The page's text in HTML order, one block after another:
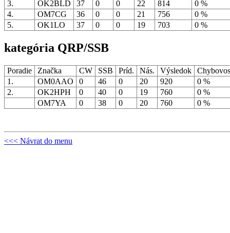
3.
OK2BLD 37 0 0 22 814
0 %
4.
OM7CG 36 0 0 21 756
0 %
5.
OK1LO 37 0 0 19 703 0 %
kategória QRP/SSB
Poradie Značka CW SSB Príd. Nás. Výsledok
1.
OM0AAO 0 46 0 20 920
0 %
2.
OK2HPH 0 40 0 19 760
0 %
OM7YA
0 38 0 20 760 0 %
<<< Návrat do menu